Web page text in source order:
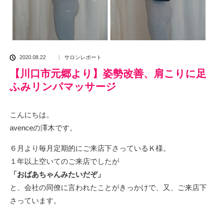
2020.08.22 サロンレポート
【川口市元郷より】姿勢改善、肩こりに足
ふみリンパマッサージ
こんにちは。
avenceの澤木です。
６月より毎月定期的にご来店下さっているＫ様。
１年以上空いてのご来店でしたが
「おばあちゃんみたいだぞ」
と、会社の同僚に言われたことがきっかけで、又、ご来店下
さっています。